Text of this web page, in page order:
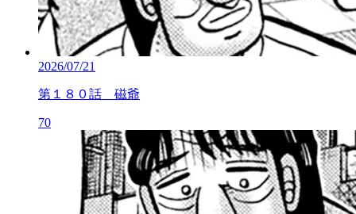
2026/07/21
第１８０話 磁爺
70